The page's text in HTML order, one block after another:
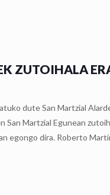
ZUTOIHALA
dute San Martzial
San Martzial Egunean
egongo dira. Roberto